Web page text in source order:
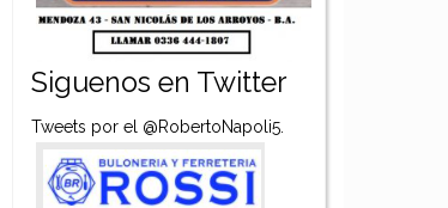
Siguenos en Twitter
Tweets por el @RobertoNapoli5.